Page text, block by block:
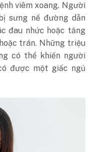
viêm xoang. Người
sưng nề đường dẫn
đau nhức hoặc tăng
trán. Những triệu
có thể khiến người
được một giấc ngủ